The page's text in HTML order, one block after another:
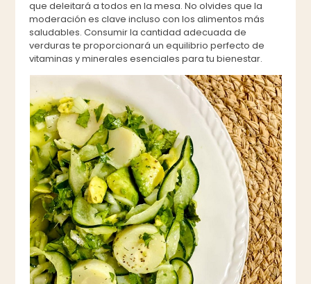
que deleitará a todos en la mesa. No olvides que la
moderación es clave incluso con los alimentos más
saludables. Consumir la cantidad adecuada de
verduras te proporcionará un equilibrio perfecto de
vitaminas y minerales esenciales para tu bienestar.